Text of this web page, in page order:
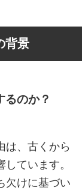
背景
るのか？
は、古くから
ています。
欠けに基づい